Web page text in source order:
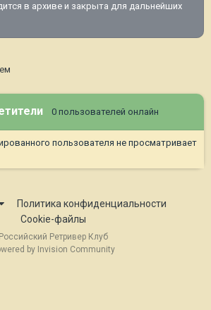
в архиве и закрыта для дальнейших
0 пользователей онлайн
пользователя не просматривает
Политика конфиденциальности
Cookie-файлы
Российский Ретривер Клуб
by Invision Community